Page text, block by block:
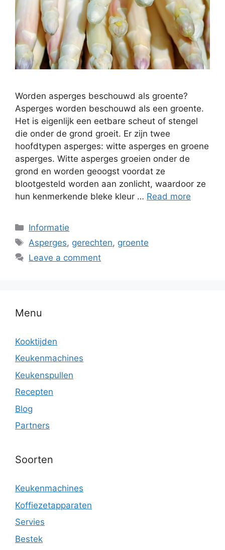
Worden asperges beschouwd als groente?
Asperges worden beschouwd als een groente.
Het is eigenlijk een eetbare scheut of stengel
die onder de grond groeit. Er zijn twee
hoofdtypen asperges: witte asperges en groene
asperges. Witte asperges groeien onder de
grond en worden geoogst voordat ze
blootgesteld worden aan zonlicht, waardoor ze
hun kenmerkende bleke kleur … Read more
Informatie
Asperges, gerechten, groente
Leave a comment
Menu
Kooktijden
Keukenmachines
Keukenspullen
Recepten
Blog
Partners
Soorten
Keukenmachines
Koffiezetapparaten
Servies
Bestek